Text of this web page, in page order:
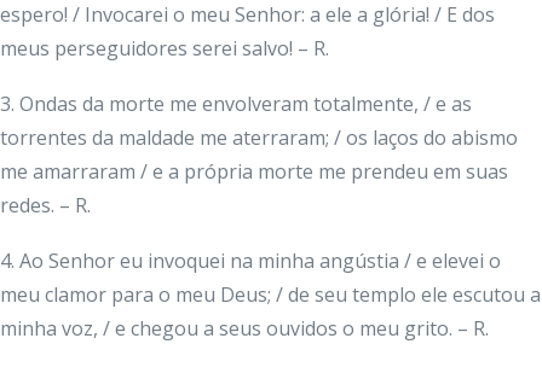
espero! / Invocarei o meu Senhor: a ele a glória! / E dos
meus perseguidores serei salvo! – R.
3. Ondas da morte me envolveram totalmente, / e as
torrentes da maldade me aterraram; / os laços do abismo
me amarraram / e a própria morte me prendeu em suas
redes. – R.
4. Ao Senhor eu invoquei na minha angústia / e elevei o
meu clamor para o meu Deus; / de seu templo ele escutou a
minha voz, / e chegou a seus ouvidos o meu grito. – R.